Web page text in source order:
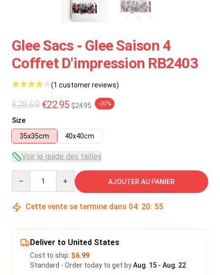
Glee Sacs - Glee Saison 4
Coffret D'impression RB2403
(1 customer reviews)
€28.69 €22.95 $24.95 -20%
Size
35x35cm
40x40cm
Voir le guide des tailles
AJOUTER AU PANIER
Cette vente se termine dans 04: 20: 55
Deliver to United States
Cost to ship: $6.99
Standard - Order today to get byAug. 15 - Aug. 22